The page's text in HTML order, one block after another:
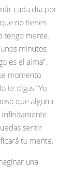
cada día por
no tienes
tengo mente.
minutos,
es el alma”.
momento
te digas “Yo
que alguna
infinitamente
sentir
tu mente.
una